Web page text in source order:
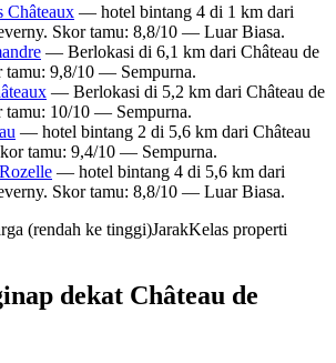
Châteaux — hotel bintang 4 di 1 km dari
Skor tamu: 8,8/10 — Luar Biasa.
— Berlokasi di 6,1 km dari Château de
tamu: 9,8/10 — Sempurna.
— Berlokasi di 5,2 km dari Château de
tamu: 10/10 — Sempurna.
— hotel bintang 2 di 5,6 km dari Château
tamu: 9,4/10 — Sempurna.
— hotel bintang 4 di 5,6 km dari
Skor tamu: 8,8/10 — Luar Biasa.
(rendah ke tinggi)JarakKelas properti
dekat Château de